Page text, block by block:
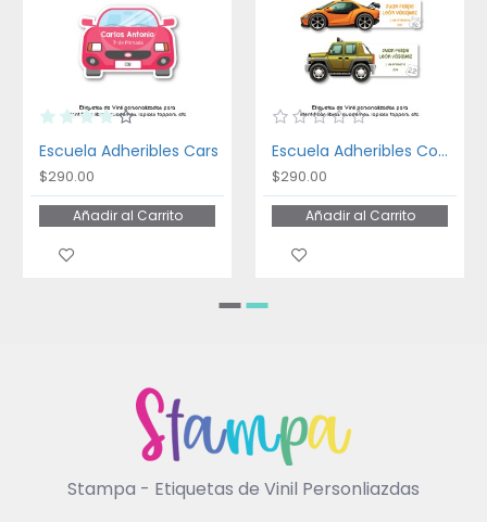
Escuela Adheribles Cars
$290.00
Añadir al Carrito
Escuela Adheribles Coches
$290.00
Añadir al Carrito
Stampa - Etiquetas de Vinil Personliazdas